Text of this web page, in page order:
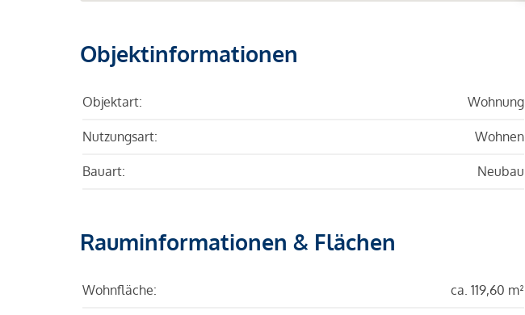
Objektinformationen
Objektart: Wohnung
Nutzungsart: Wohnen
Bauart: Neubau
Rauminformationen & Flächen
Wohnfläche: ca. 119,60 m²